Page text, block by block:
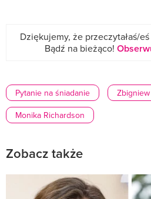
Dziękujemy, że przeczytałaś/
Bądź na bieżąco!
Pytanie na śniadanie
Monika Richardson
Zobacz także